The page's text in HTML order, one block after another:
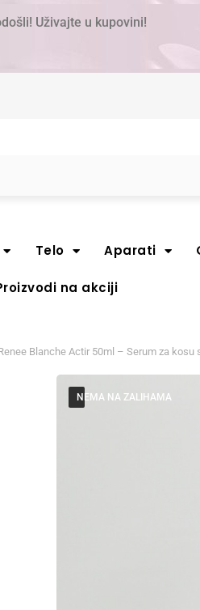
Uživajte u kupovini!
Telo Aparati
na akciji
Blanche Actir 50ml – Serum za kosu
NEMA NA ZALIHAMA